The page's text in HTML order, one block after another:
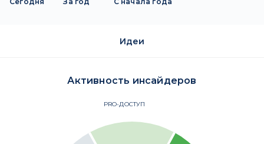
Идеи
Активность инсайдеров
PRO-ДОСТУП